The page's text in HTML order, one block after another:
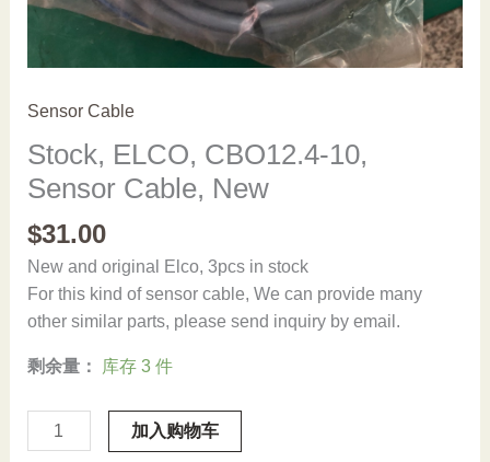
Sensor Cable
Stock, ELCO, CBO12.4-10,
Sensor Cable, New
$31.00
New and original Elco, 3pcs in stock
For this kind of sensor cable, We can provide many
other similar parts, please send inquiry by email.
剩余量： 库存 3 件
Stock,
ELCO,
加入购物车